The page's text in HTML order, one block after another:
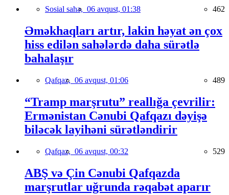
Sosial sahə, 06 avqust, 01:38 462
Əməkhaqları artır, lakin həyat ən çox
hiss edilən sahələrdə daha sürətlə
bahalaşır
Qafqaz, 06 avqust, 01:06 489
“Tramp marşrutu” reallığa çevrilir:
Ermənistan Cənubi Qafqazı dəyişə
biləcək layihəni sürətləndirir
Qafqaz, 06 avqust, 00:32 529
ABŞ və Çin Cənubi Qafqazda
marşrutlar uğrunda rəqabət aparır